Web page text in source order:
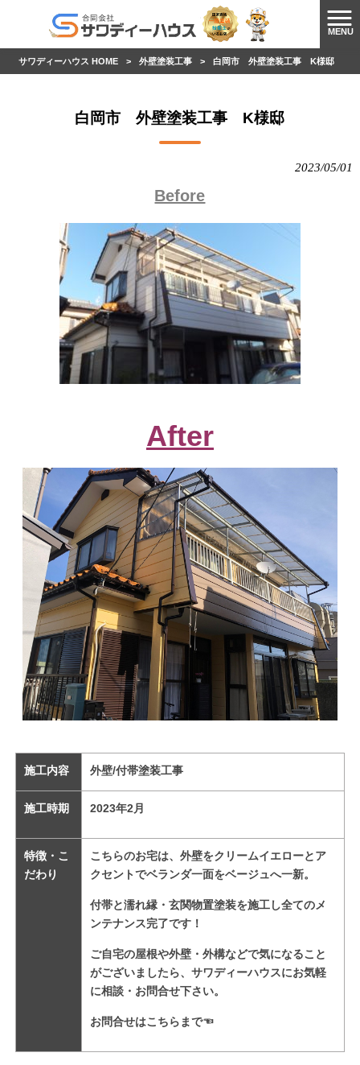
MENU
サワディーハウス HOME > 外壁塗装工事 > 白岡市 外壁塗装工事 K様邸
白岡市 外壁塗装工事 K様邸
2023/05/01
Before
After
施工内容 外壁/付帯塗装工事
施工時期 2023年2 月
特徴・こ
だわり
こちらのお宅は、外壁をクリームイエローとア
クセントでベランダ一面をベージュへ一新。
付帯と濡れ縁・玄関物置塗装を施工し全てのメ
ンテナンス完了です！
ご自宅の屋根や外壁・外構などで気になること
がございましたら、サワディーハウスにお気軽
に相談・お問合せ下さい。
お問合せはこちらまで☜